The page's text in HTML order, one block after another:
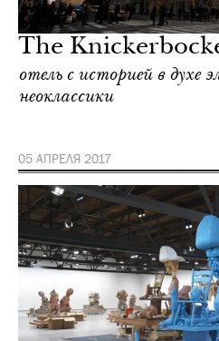
The
отель с историей в духе
неоклассики
05 АПРЕЛЯ 2017
Йорк